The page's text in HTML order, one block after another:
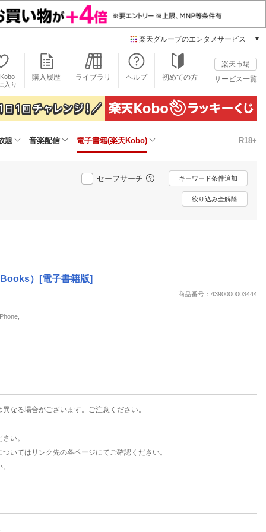
楽天グループのエンタメサービス
本/ゲーム/CD/DVD
楽天ブックス
電子書籍
楽天Kobo
雑誌読み放題
楽天ミュージック
動画配信
楽天TV
動画配信ガイド
推し楽
入り
購入履歴 ライブラリ ヘルプ 初めての方
楽天市場
サービス一覧
題 音楽配信 電子書籍(楽天Kobo) R18+
セーフサーチ キーワード条件追加
絞り込み全解除
）[電子書籍版]
商品番号：4390000003444
なる場合がございます。ご注意ください。
い。
いてはリンク先の各ページにてご確認ください。